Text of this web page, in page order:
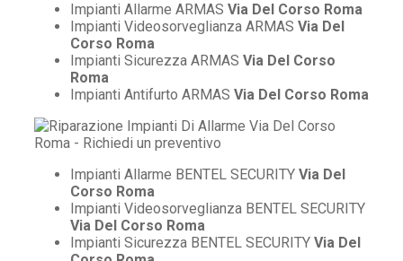
Impianti Allarme ARMAS Via Del Corso Roma
Impianti Videosorveglianza ARMAS Via Del
Corso Roma
Impianti Sicurezza ARMAS Via Del Corso
Roma
Impianti Antifurto ARMAS Via Del Corso Roma
Impianti Allarme BENTEL SECURITY Via Del
Corso Roma
Impianti Videosorveglianza BENTEL SECURITY
Via Del Corso Roma
Impianti Sicurezza BENTEL SECURITY Via Del